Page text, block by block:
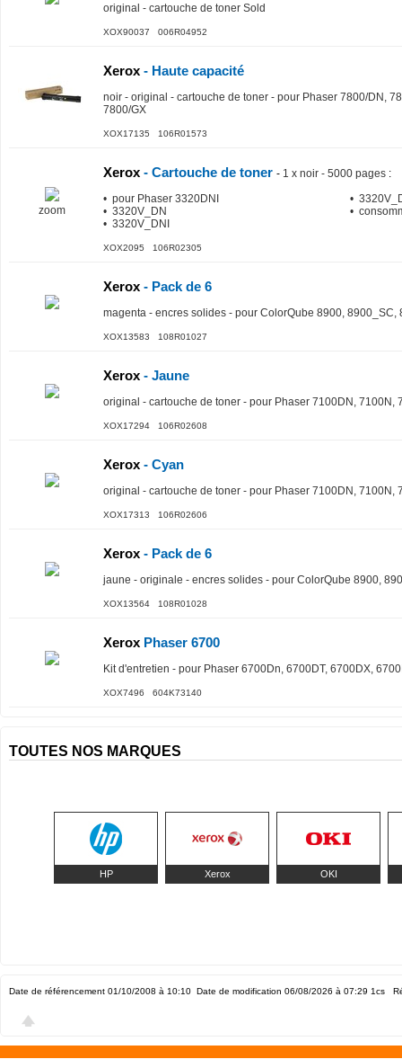
original - cartouche de toner Sold
XOX90037 006R04952
Xerox - Haute capacité
noir - original - cartouche de toner - pour Phaser 7800/DN,
7800/GX
XOX17135 106R01573
zoom
Xerox - Cartouche de toner - 1 x noir - 5000 pages :
• pour Phaser 3320DNI
• 3320V_DN
• 3320V_DNI
•
•
XOX2095 106R02305
Xerox - Pack de 6
magenta - encres solides - pour ColorQube 8900, 8900_SC,
XOX13583 108R01027
Xerox - Jaune
original - cartouche de toner - pour Phaser 7100DN, 7100N,
XOX17294 106R02608
Xerox - Cyan
original - cartouche de toner - pour Phaser 7100DN, 7100N,
XOX17313 106R02606
Xerox - Pack de 6
jaune - originale - encres solides - pour ColorQube 8900,
XOX13564 108R01028
Xerox Phaser 6700
Kit d'entretien - pour Phaser 6700Dn, 6700DT, 6700DX,
XOX7496 604K73140
TOUTES NOS MARQUES
HP Xerox OKI
Date de référencement 01/10/2008 à 10:10 Date de modification 06/08/2026 à 07:29 1cs